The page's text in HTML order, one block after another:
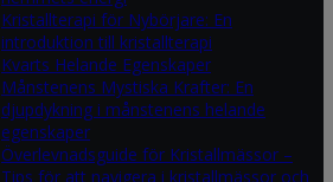
Kristallterapi för Nybörjare: En
introduktion till kristallterapi
Kvarts Helande Egenskaper
Månstenens Mystiska Krafter: En
djupdykning i månstenens helande
egenskaper
Överlevnadsguide för Kristallmässor –
Tips för att navigera i kristallmässor och